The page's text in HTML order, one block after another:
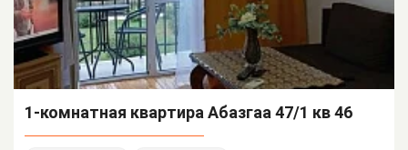
1-комнатная квартира Абазгаа 47/1 кв 46